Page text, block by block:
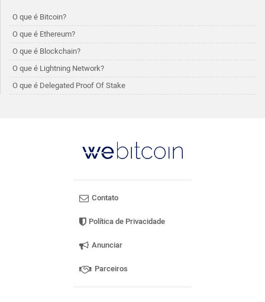
O que é Bitcoin?
O que é Ethereum?
O que é Blockchain?
O que é Lightning Network?
O que é Delegated Proof Of Stake
Contato
Política de Privacidade
Anunciar
Parceiros